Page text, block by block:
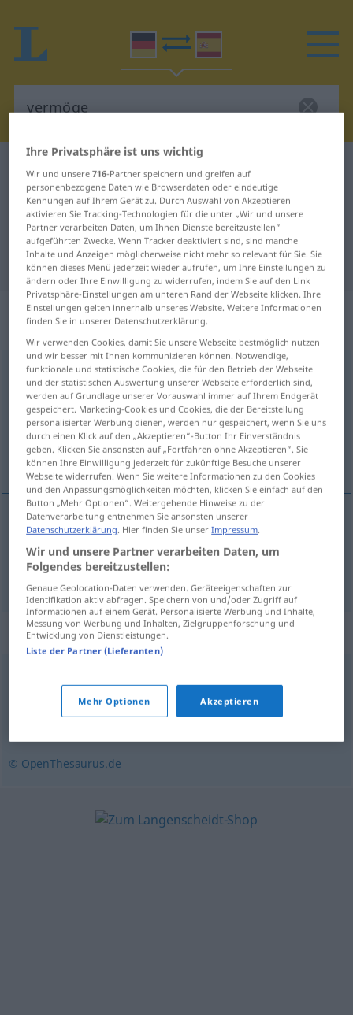
Deutsch-Spanisch Wörterbuch vermöge
Deutsch-Spanisch Übersetzung für
"vermöge"
"vermöge" Spanisch Übersetzung
„vermöge“: Präposition,
Verhältniswort
vermögepräp <(gen)> GEH
Übersicht aller Übersetzungen
(Für mehr Details die Übersetzung anklicken/antippen)
en virtud de, mediante
envirtudde vermöge
mediante vermöge
Synonyme für "vermöge"
kraft (geh.),aufgrund (von) ,durch
© OpenThesaurus.de
Ihre Privatsphäre ist uns wichtig
Wir und unsere716-Partner speichern und greifen auf
personenbezogene Daten wie Browserdaten oder eindeutige
Kennungen auf Ihrem Gerät zu. Durch Auswahl von Akzeptieren
aktivieren Sie Tracking-Technologien für die unter „Wir und unsere
Partner verarbeiten Daten, um Ihnen Dienste bereitzustellen“
aufgeführten Zwecke. Wenn Tracker deaktiviert sind, sind manche
Inhalte und Anzeigen möglicherweise nicht mehr so relevant für Sie. Sie
können dieses Menü jederzeit wieder aufrufen, um Ihre Einstellungen zu
ändern oder Ihre Einwilligung zu widerrufen, indem Sie auf den Link
Privatsphäre-Einstellungen am unteren Rand der Webseite klicken. Ihre
Einstellungen gelten innerhalb unseres Website. Weitere Informationen
finden Sie in unserer Datenschutzerklärung.
Wir verwenden Cookies, damit Sie unsere Webseite bestmöglich nutzen
und wir besser mit Ihnen kommunizieren können. Notwendige,
funktionale und statistische Cookies, die für den Betrieb der Webseite
und der statistischen Auswertung unserer Webseite erforderlich sind,
werden auf Grundlage unserer Vorauswahl immer auf Ihrem Endgerät
gespeichert. Marketing-Cookies und Cookies, die der Bereitstellung
personalisierter Werbung dienen, werden nur gespeichert, wenn Sie uns
durch einen Klick auf den „Akzeptieren“-Button Ihr Einverständnis
geben. Klicken Sie ansonsten auf „Fortfahren ohne Akzeptieren“. Sie
können Ihre Einwilligung jederzeit für zukünftige Besuche unserer
Webseite widerrufen. Wenn Sie weitere Informationen zu den Cookies
und den Anpassungsmöglichkeiten möchten, klicken Sie einfach auf den
Button „Mehr Optionen“. Weitergehende Hinweise zu der
Datenverarbeitung entnehmen Sie ansonsten unserer
Datenschutzerklärung. Hier finden Sie unserImpressum.
Wir und unsere Partner verarbeiten Daten, um
Folgendes bereitzustellen:
Genaue Geolocation-Daten verwenden. Geräteeigenschaften zur
Identifikation aktiv abfragen. Speichern von und/oder Zugriff auf
Informationen auf einem Gerät. Personalisierte Werbung und Inhalte,
Messung von Werbung und Inhalten, Zielgruppenforschung und
Entwicklung von Dienstleistungen.
Liste der Partner (Lieferanten)
Mehr Optionen Akzeptieren